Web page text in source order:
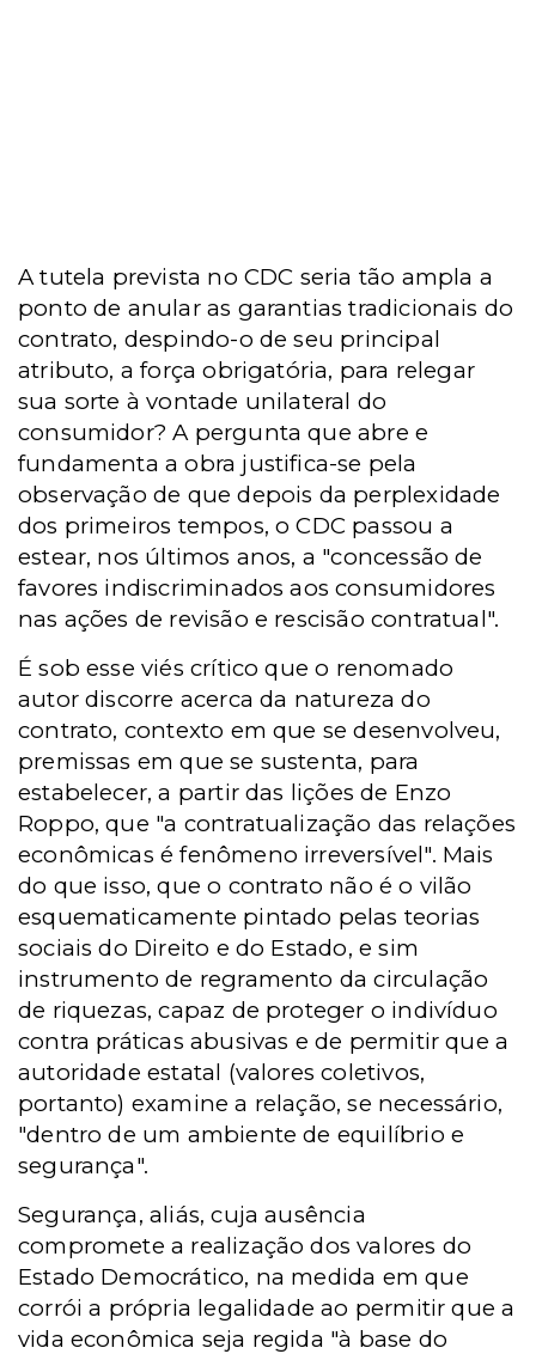
A tutela prevista no CDC seria tão ampla a
ponto de anular as garantias tradicionais do
contrato, despindo-o de seu principal
atributo, a força obrigatória, para relegar
sua sorte à vontade unilateral do
consumidor? A pergunta que abre e
fundamenta a obra justifica-se pela
observação de que depois da perplexidade
dos primeiros tempos, o CDC passou a
estear, nos últimos anos, a "concessão de
favores indiscriminados aos consumidores
nas ações de revisão e rescisão contratual".
É sob esse viés crítico que o renomado
autor discorre acerca da natureza do
contrato, contexto em que se desenvolveu,
premissas em que se sustenta, para
estabelecer, a partir das lições de Enzo
Roppo, que "a contratualização das relações
econômicas é fenômeno irreversível". Mais
do que isso, que o contrato não é o vilão
esquematicamente pintado pelas teorias
sociais do Direito e do Estado, e sim
instrumento de regramento da circulação
de riquezas, capaz de proteger o indivíduo
contra práticas abusivas e de permitir que a
autoridade estatal (valores coletivos,
portanto) examine a relação, se necessário,
"dentro de um ambiente de equilíbrio e
segurança".
Segurança, aliás, cuja ausência
compromete a realização dos valores do
Estado Democrático, na medida em que
corrói a própria legalidade ao permitir que a
vida econômica seja regida "à base do